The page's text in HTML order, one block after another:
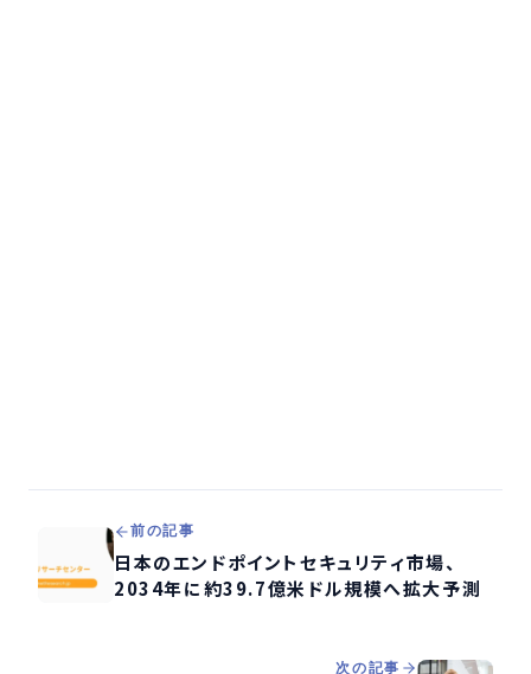
前の記事
日本のエンドポイントセキュリティ市場、
2034年に約39.7億米ドル規模へ拡大予測
次の記事